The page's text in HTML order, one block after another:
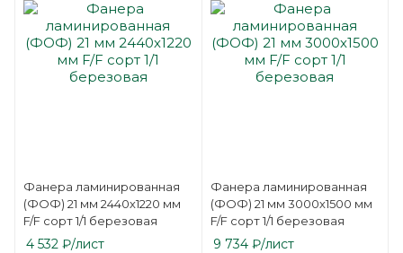
Фанера ламинированная
(ФОФ) 21 мм 2440х1220 мм
F/F сорт 1/1 березовая
4 532 ₽/лист
Фанера ламинированная
(ФОФ) 21 мм 3000х1500 мм
F/F сорт 1/1 березовая
9 734₽/лист